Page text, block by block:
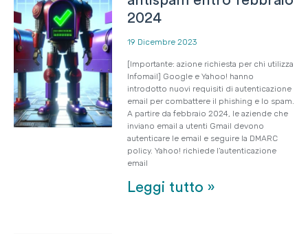
2024
19 Dicembre 2023
[Importante: azione richiesta per chi utilizza
Infomail] Google e Yahoo! hanno
introdotto nuovi requisiti di autenticazione
email per combattere il phishing e lo spam.
A partire da febbraio 2024, le aziende che
inviano email a utenti Gmail devono
autenticare le email e seguire la DMARC
policy. Yahoo! richiede l’autenticazione
email
Leggi tutto »